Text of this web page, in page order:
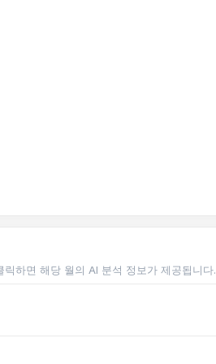
하면 해당 월의 AI 분석 정보가 제공됩니다.